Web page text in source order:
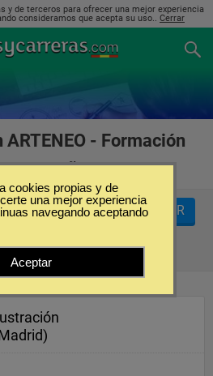
y de terceros para ofrecer una mejor experiencia
consideramos que acepta su uso.. Cerrar
- Formación
España
Artes Visuales
FILTRAR
cookies propias y de
una mejor experiencia
navegando aceptando
Aceptar